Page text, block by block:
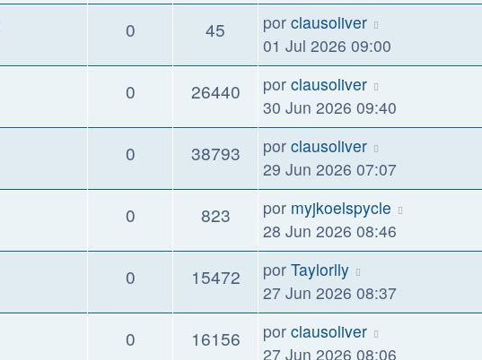
0 45 por clausoliver
01 Jul 2026 09:00
0 26440 por clausoliver
30 Jun 2026 09:40
0 38793 por clausoliver
29 Jun 2026 07:07
0 823 por myjkoelspycle
28 Jun 2026 08:46
0 15472 por Taylorlly
27 Jun 2026 08:37
0 16156 por clausoliver
27 Jun 2026 08:06